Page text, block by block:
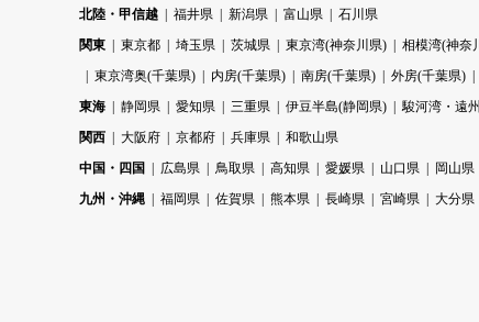
北陸・甲信越
福井県 新潟県 富山県
石川県
関東
東京都 埼玉県 茨城県 東京湾(神奈川県) 相模湾(神奈
東京湾奥(千葉県)
内房(千葉県) 南房(千葉県) 外房(千葉県)
東海
静岡県 愛知県 三重県 伊豆半島(静岡県)
駿河湾・遠
関西
大阪府 京都府 兵庫県
和歌山県
中国・四国
広島県 鳥取県 高知県 愛媛県 山口県 岡山県
九州・沖縄
福岡県 佐賀県 熊本県 長崎県 宮崎県 大分県